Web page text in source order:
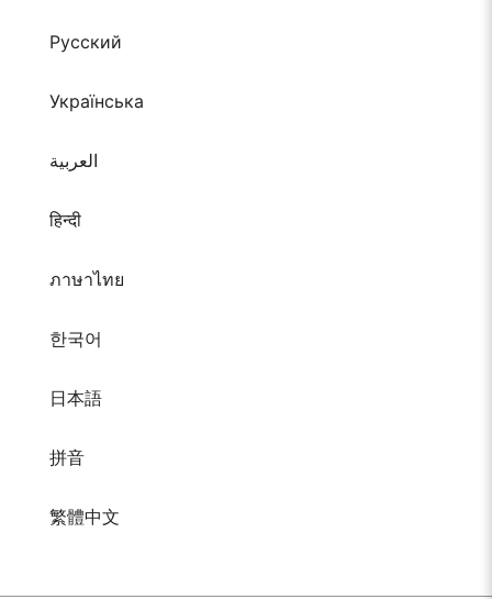
Русский
Українська
العربية
हिन्दी
ภาษาไทย
한국어
日本語
拼音
繁體中文